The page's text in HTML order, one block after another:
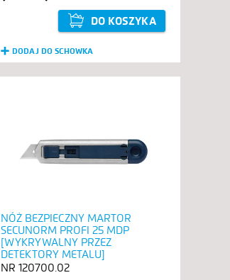
DO KOSZYKA
DODAJ DO SCHOWKA
NÓŻ BEZPIECZNY MARTOR
SECUNORM PROFI 25 MDP
[WYKRYWALNY PRZEZ
DETEKTORY METALU]
120700.02